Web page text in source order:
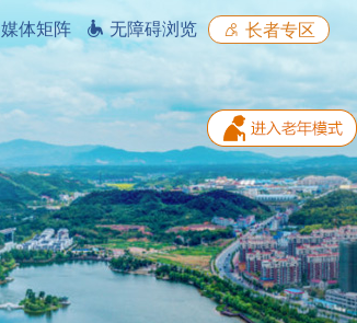
媒体矩阵 无障碍浏览 长者专区